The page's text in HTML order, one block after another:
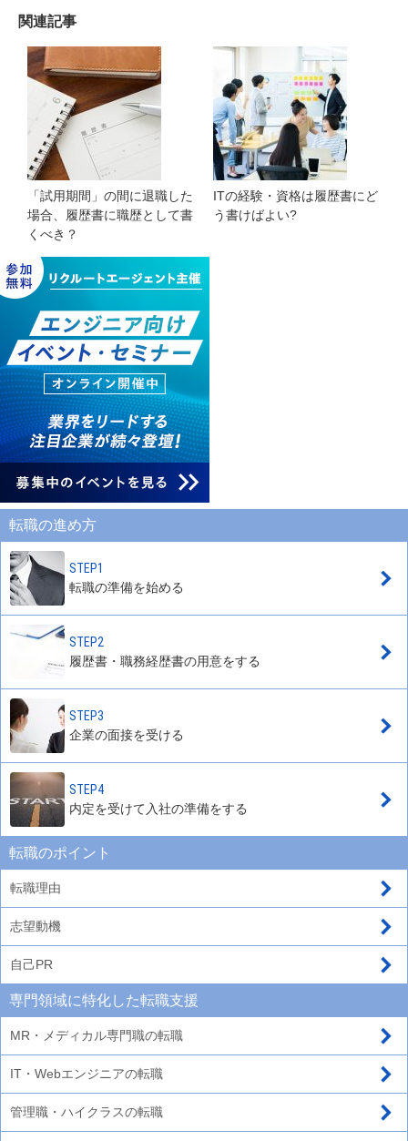
関連記事
「試用期間」の間に退職した
場合、履歴書に職歴として書
くべき？
ITの経験・資格は履歴書にど
う書けばよい?
転職の進め方
STEP1
転職の準備を始める
STEP2
履歴書・職務経歴書の用意をする
STEP3
企業の面接を受ける
STEP4
内定を受けて入社の準備をする
転職のポイント
転職理由
志望動機
自己PR
専門領域に特化した転職支援
MR・メディカル専門職の転職
IT・Webエンジニアの転職
管理職・ハイクラスの転職